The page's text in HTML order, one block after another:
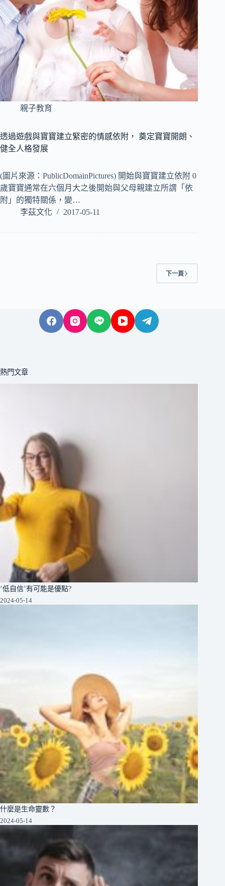
親子教育
透過遊戲與寶寶建立緊密的情感依附， 奠定寶寶開朗、
健全人格發展
(圖片來源：PublicDomainPictures) 開始與寶寶建立依附 0
歲寶寶通常在六個月大之後開始與父母親建立所謂「依
附」的獨特關係，變…
李茲文化
2017-05-11
下一頁
熱門文章
‘低自信’有可能是優點?
2024-05-14
什麼是生命靈數？
2024-05-14